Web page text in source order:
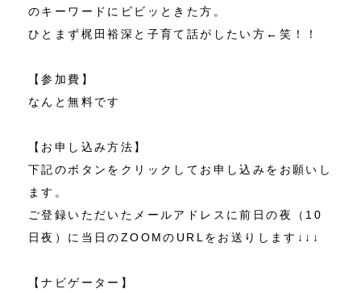
のキーワードにビビッときた方。
ひとまず梶田裕深と子育て話がしたい方←笑！！
【参加費】
なんと無料です
【お申し込み方法】
下記のボタンをクリックしてお申し込みをお願いし
ます。
ご登録いただいたメールアドレスに前日の夜（10
日夜）に当日のZOOMのURLをお送りします↓↓↓
【ナビゲーター】